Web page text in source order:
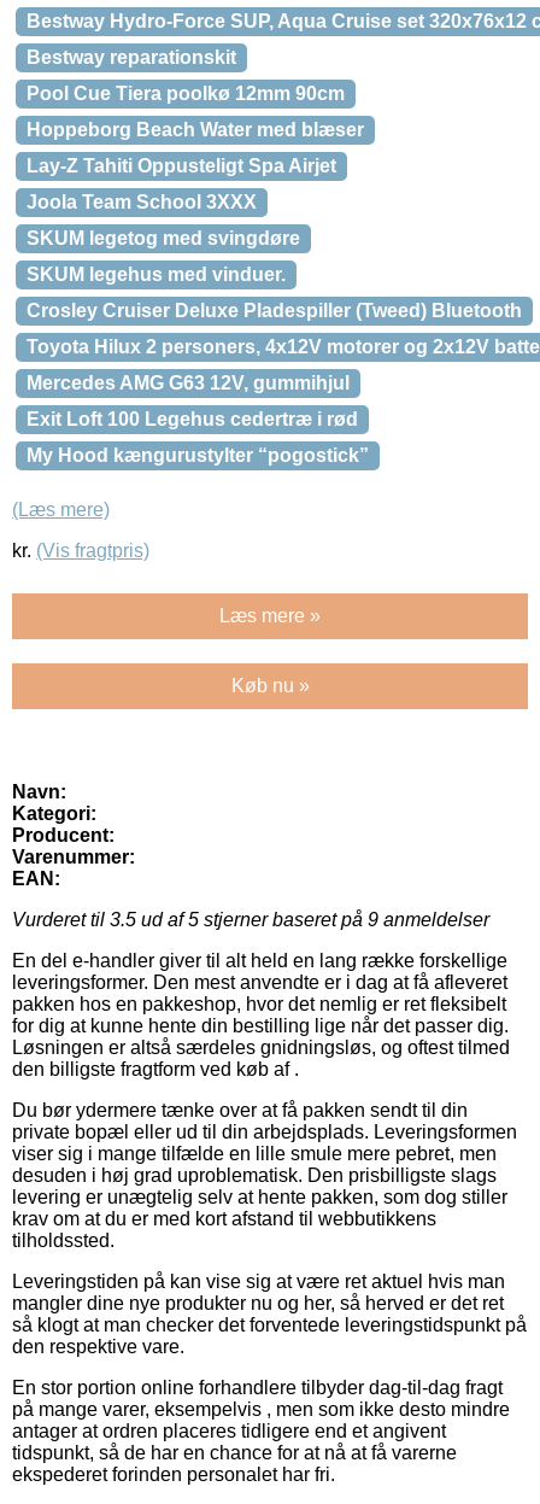
Bestway Hydro-Force SUP, Aqua Cruise set 320x76x12
Bestway reparationskit
Pool Cue Tiera poolkø 12mm 90cm
Hoppeborg Beach Water med blæser
Lay-Z Tahiti Oppusteligt Spa Airjet
Joola Team School 3XXX
SKUM legetog med svingdøre
SKUM legehus med vinduer.
Crosley Cruiser Deluxe Pladespiller (Tweed) Bluetooth
Toyota Hilux 2 personers, 4x12V motorer og 2x12V
Mercedes AMG G63 12V, gummihjul
Exit Loft 100 Legehus cedertræ i rød
My Hood kængurustylter “pogostick”
(Læs mere)
kr. (Vis fragtpris)
Læs mere »
Køb nu »
Navn:
Kategori:
Producent:
Varenummer:
EAN:
Vurderet til 3.5 ud af 5 stjerner baseret på 9 anmeldelser
En del e-handler giver til alt held en lang række forskellige
leveringsformer. Den mest anvendte er i dag at få afleveret
pakken hos en pakkeshop, hvor det nemlig er ret fleksibelt
for dig at kunne hente din bestilling lige når det passer dig.
Løsningen er altså særdeles gnidningsløs, og oftest tilmed
den billigste fragtform ved køb af .
Du bør ydermere tænke over at få pakken sendt til din
private bopæl eller ud til din arbejdsplads. Leveringsformen
viser sig i mange tilfælde en lille smule mere pebret, men
desuden i høj grad uproblematisk. Den prisbilligste slags
levering er unægtelig selv at hente pakken, som dog stiller
krav om at du er med kort afstand til webbutikkens
tilholdssted.
Leveringstiden på kan vise sig at være ret aktuel hvis man
mangler dine nye produkter nu og her, så herved er det ret
så klogt at man checker det forventede leveringstidspunkt på
den respektive vare.
En stor portion online forhandlere tilbyder dag-til-dag fragt
på mange varer, eksempelvis , men som ikke desto mindre
antager at ordren placeres tidligere end et angivent
tidspunkt, så de har en chance for at nå at få varerne
ekspederet forinden personalet har fri.